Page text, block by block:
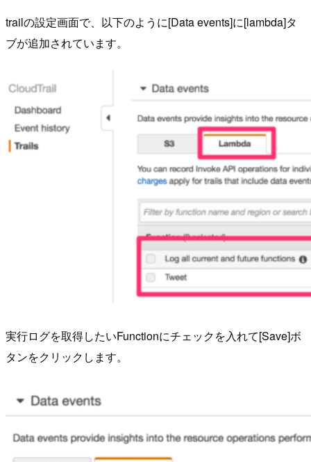
trailの設定画面で、以下のように[Data events]に[lambda]タ
ブが追加されています。
実行ログを取得したいFunctionにチェックを入れて[Save]ボ
タンをクリックします。